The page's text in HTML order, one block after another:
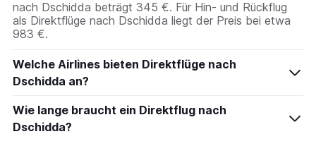
nach Dschidda beträgt 345 €. Für Hin- und Rückflug
als Direktflüge nach Dschidda liegt der Preis bei etwa
983 €.
Welche Airlines bieten Direktflüge nach
Dschidda an?
Wie lange braucht ein Direktflug nach
Dschidda?